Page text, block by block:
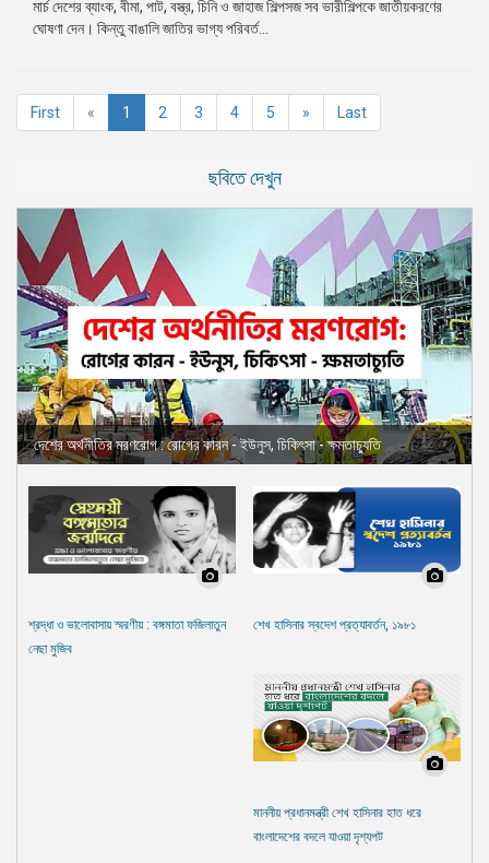
মার্চ দেশের ব্যাংক, বীমা, পাট, বস্ত্র, চিনি ও জাহাজ শিল্পসজ সব ভারীশিল্পকে জাতীয়করণের
ঘোষণা দেন। কিন্তু বাঙালি জাতির ভাগ্য পরিবর্ত...
First « 1 (current)
2 3 4 5 » Last
ছবিতে দেখুন
দেশের অর্থনীতির মরণরোগ : রোগের কারন - ইউনুস, চিকিৎসা - ক্ষমতাচ্যুতি
শ্রদ্ধা ও ভালোবাসায় স্মরণীয় : বঙ্গমাতা ফজিলাতুন
নেছা মুজিব
শেখ হাসিনার স্বদেশ প্রত্যাবর্তন, ১৯৮১
মাননীয় প্রধানমন্ত্রী শেখ হাসিনার হাত ধরে
বাংলাদেশের বদলে যাওয়া দৃশ্যপট